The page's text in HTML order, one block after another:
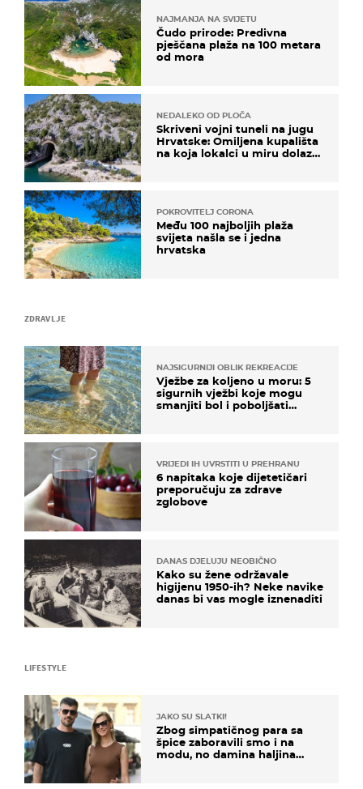
ZDRAVLJE
NAJSIGURNIJI OBLIK REKREACIJE
Vježbe za koljeno u moru: 5
sigurnih vježbi koje mogu
smanjiti bol i poboljšati
VRIJEDI IH UVRSTITI U PREHRANU
6 napitaka koje dijetetičari
preporučuju za zdrave
zglobove
DANAS DJELUJU NEOBIČNO
Kako su žene održavale
higijenu 1950-ih? Neke navike
danas bi vas mogle iznenaditi
NAJMANJA NA SVIJETU
Čudo prirode: Predivna
pješčana plaža na 100 metara
od mora
NEDALEKO OD PLOČA
Skriveni vojni tuneli na jugu
Hrvatske: Omiljena kupališta
na koja lokalci u miru dolaze
POKROVITELJ CORONA
Među 100 najboljih plaža
svijeta našla se i jedna
hrvatska
LIFESTYLE
JAKO SU SLATKI!
Zbog simpatičnog para sa
špice zaboravili smo i na
modu, no damina haljina